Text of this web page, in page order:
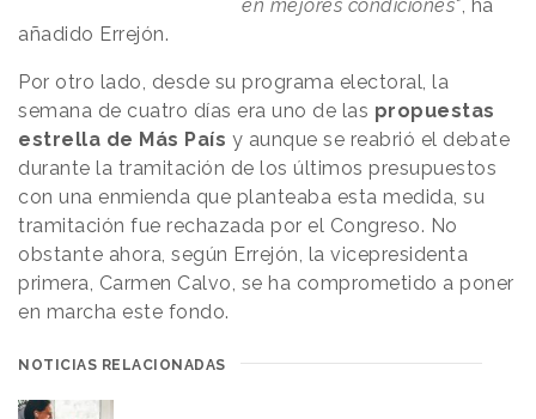
en mejores condiciones" , ha
añadido Errejón.
Por otro lado, desde su programa electoral, la
semana de cuatro días era uno de las propuestas
estrella de Más País y aunque se reabrió el debate
durante la tramitación de los últimos presupuestos
con una enmienda que planteaba esta medida, su
tramitación fue rechazada por el Congreso. No
obstante ahora, según Errejón, la vicepresidenta
primera, Carmen Calvo, se ha comprometido a poner
en marcha este fondo.
NOTICIAS RELACIONADAS